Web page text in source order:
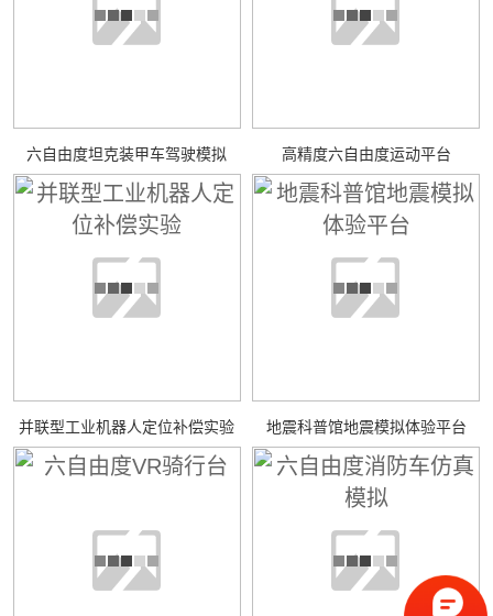
六自由度坦克装甲车驾驶模拟 高精度六自由度运动平台
并联型工业机器人定位补偿实验 地震科普馆地震模拟体验平台